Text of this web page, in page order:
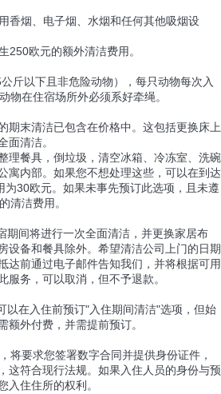
香烟、电子烟、水烟和任何其他吸烟设
250欧元的额外清洁费用。
斤以下且非危险动物），每只动物每次入
物在住宿场所外必须系好牵绳。
期末清洁已包含在价格中。这包括更换床上
面清洁。
理餐具，倒垃圾，清空冰箱、冷冻室、洗碗
寓内部。如果您不想处理这些，可以在到达
为30欧元。如果未事先预订此选项，且未遵
清洁费用。
期间将进行一次全面清洁，并更换家居布
设备和餐具除外。希望清洁公司上门的日期
达前通过电子邮件告知我们，并将根据可用
服务，可以取消，但不予退款。
以在入住前预订"入住期间清洁"选项，但始
额外付费，并需提前预订。
将要求您签署数字合同并提供身份证件，
这符合现行法规。如果入住人员的身份与预
入住住所的权利。